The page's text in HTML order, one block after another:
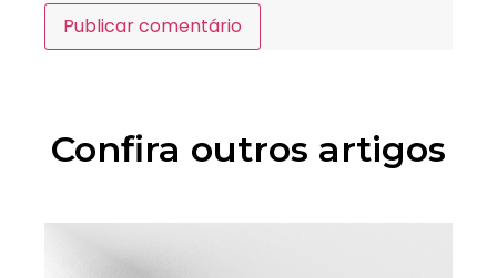
Confira outros artigos